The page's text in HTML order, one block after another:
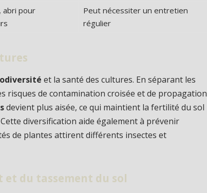
abri pour
Peut nécessiter un entretien
régulier
et la santé des cultures. En séparant les
risques de contamination croisée et de propagation
devient plus aisée, ce qui maintient la fertilité du sol
diversification aide également à prévenir
de plantes attirent différents insectes et
du tassement du sol